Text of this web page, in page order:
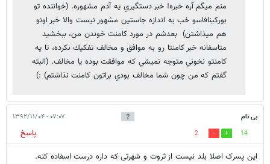
منم ميگم آره خبره! خبر دستگيري يه آدم مشهوره. (خواننده تو
بوركينافاسو خب به اندازه جاستين مشهور نيست والا خبر اونو
هم ميذاشتن) بعدشم در مورد كامنت خوندن من، ببخشيد
متاسفانه خبر كامنتا رو به موافق و مخالف تفكيك نكرده، تا يه
كامنتو نخوني متوجه نميشي كه موافقت بوده يا مخالف. (البته
گفتم كه من چون شما مخالف بودي براتون كامنت نذاشتم) :)
بی نام ۰۷:۰۷ - ۱۳۹۲/۱۱/۰۴
14
2
پاسخ
این پسرک اصلا بلد نیست از ثروت و شهرتی که داره درست اسفاده کنه.